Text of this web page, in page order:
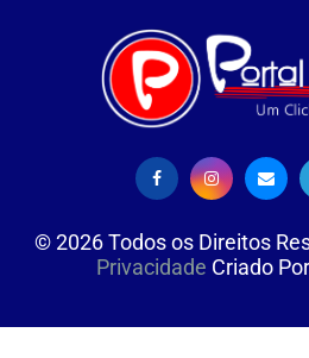
©2026Todos os Direitos
Privacidade Criado Por